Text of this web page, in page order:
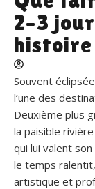
2–3
Souvent
l’une des
Deuxième plus
la paisible
qui lui valent
le temps
artistique et